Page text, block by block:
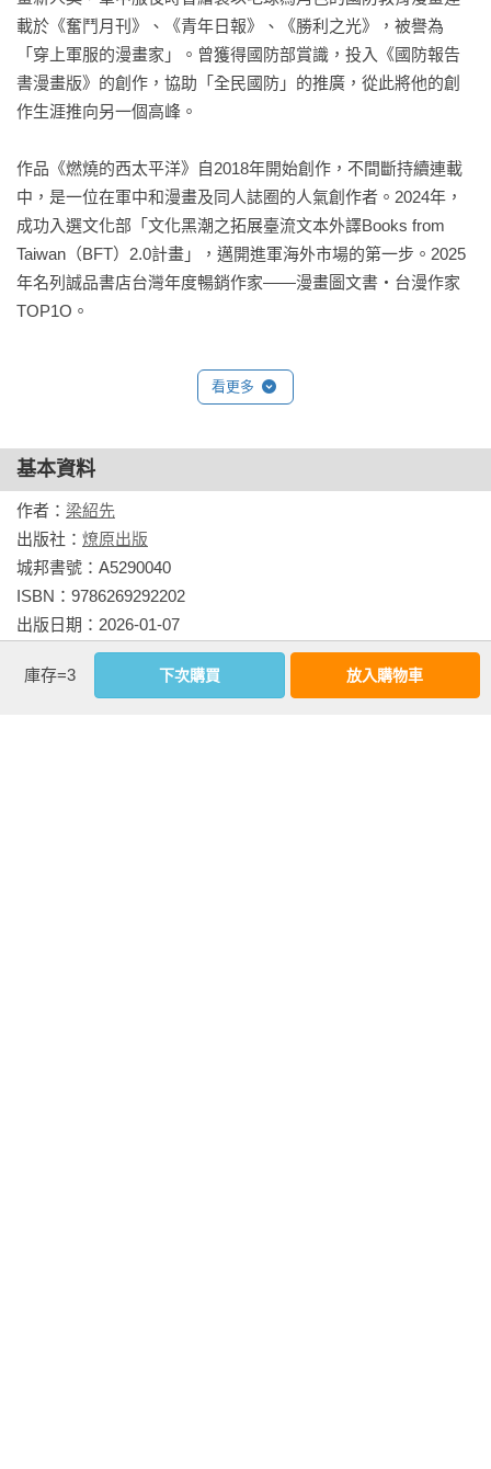
載於《奮鬥月刊》、《青年日報》、《勝利之光》，被譽為
「穿上軍服的漫畫家」。曾獲得國防部賞識，投入《國防報告
書漫畫版》的創作，協助「全民國防」的推廣，從此將他的創
作生涯推向另一個高峰。
作品《燃燒的西太平洋》自2018年開始創作，不間斷持續連載
中，是一位在軍中和漫畫及同人誌圈的人氣創作者。2024年，
成功入選文化部「文化黑潮之拓展臺流文本外譯Books from
Taiwan（BFT）2.0計畫」，邁開進軍海外市場的第一步。2025
年名列誠品書店台灣年度暢銷作家——漫畫圖文書・台漫作家
TOP1O。
看更多
基本資料
作者： 梁紹先
出版社： 燎原出版
城邦書號：A5290040
ISBN：9786269292202
出版日期：2026-01-07
燎原選書
規格：平裝 / 黑白 / 240頁 / 18.5cm×26cm
庫存=3 下次購買 放入購物車